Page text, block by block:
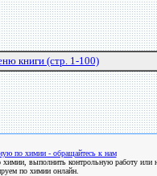
книги (стр. 1-100)
по химии - обращайтесь к нам
выполнить контрольную работу или
по химии онлайн.